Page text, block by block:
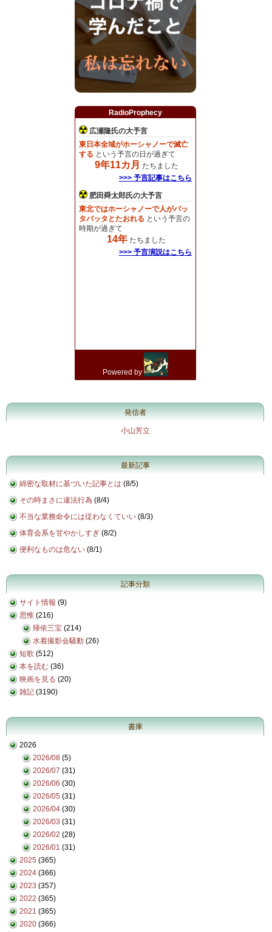
発信者
小山芳立
最新記事
綿密な取材に基づいた記事とは (8/5)
その時まさに違法行為 (8/4)
不当な業務命令には従わなくていい (8/3)
体育会系を甘やかしすぎ (8/2)
便利なものは危ない (8/1)
記事分類
サイト情報 (9)
思惟 (216)
帰依三宝 (214)
水着撮影会騒動 (26)
短歌 (512)
本を読む (36)
映画を見る (20)
雑記 (3190)
書庫
2026
2026/08 (5)
2026/07 (31)
2026/06 (30)
2026/05 (31)
2026/04 (30)
2026/03 (31)
2026/02 (28)
2026/01 (31)
2025 (365)
2024 (366)
2023 (357)
2022 (365)
2021 (365)
2020 (366)